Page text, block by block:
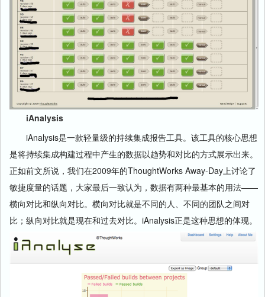
iAnalysis
iAnalysis是一款轻量级的持续集成报告工具。该工具的核心思想
是将持续集成构建过程中产生的数据以趋势和对比的方式展示出来。
正如前文所说，我们在2009年的ThoughtWorks Away-Day上讨论了
敏捷度量的话题，大家最后一致认为，数据有两种最基本的用法——
横向对比和纵向对比。横向对比就是不同的人、不同的团队之间对
比；纵向对比就是现在和过去对比。iAnalysis正是这种思想的体现。